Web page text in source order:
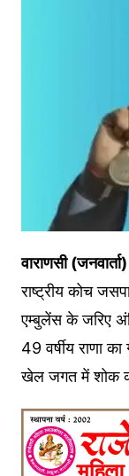
वाराणसी (जनवार्ता)
राष्ट्रीय कोच
एम्बुलेंस के जरिए
49 वर्षीय राणा
खेल जगत में शोक